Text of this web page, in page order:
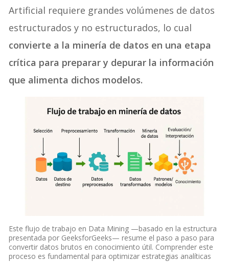
Artificial requiere grandes volúmenes de datos
estructurados y no estructurados, lo cual
convierte a la minería de datos en una etapa
crítica para preparar y depurar la información
que alimenta dichos modelos.
Este flujo de trabajo en Data Mining —basado en la estructura
presentada por GeeksforGeeks— resume el paso a paso para
convertir datos brutos en conocimiento útil. Comprender este
proceso es fundamental para optimizar estrategias analíticas